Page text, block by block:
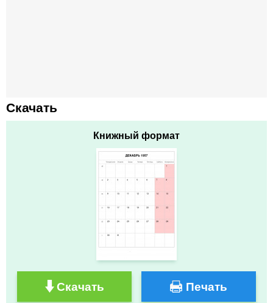
Скачать
Книжный формат
Скачать Печать